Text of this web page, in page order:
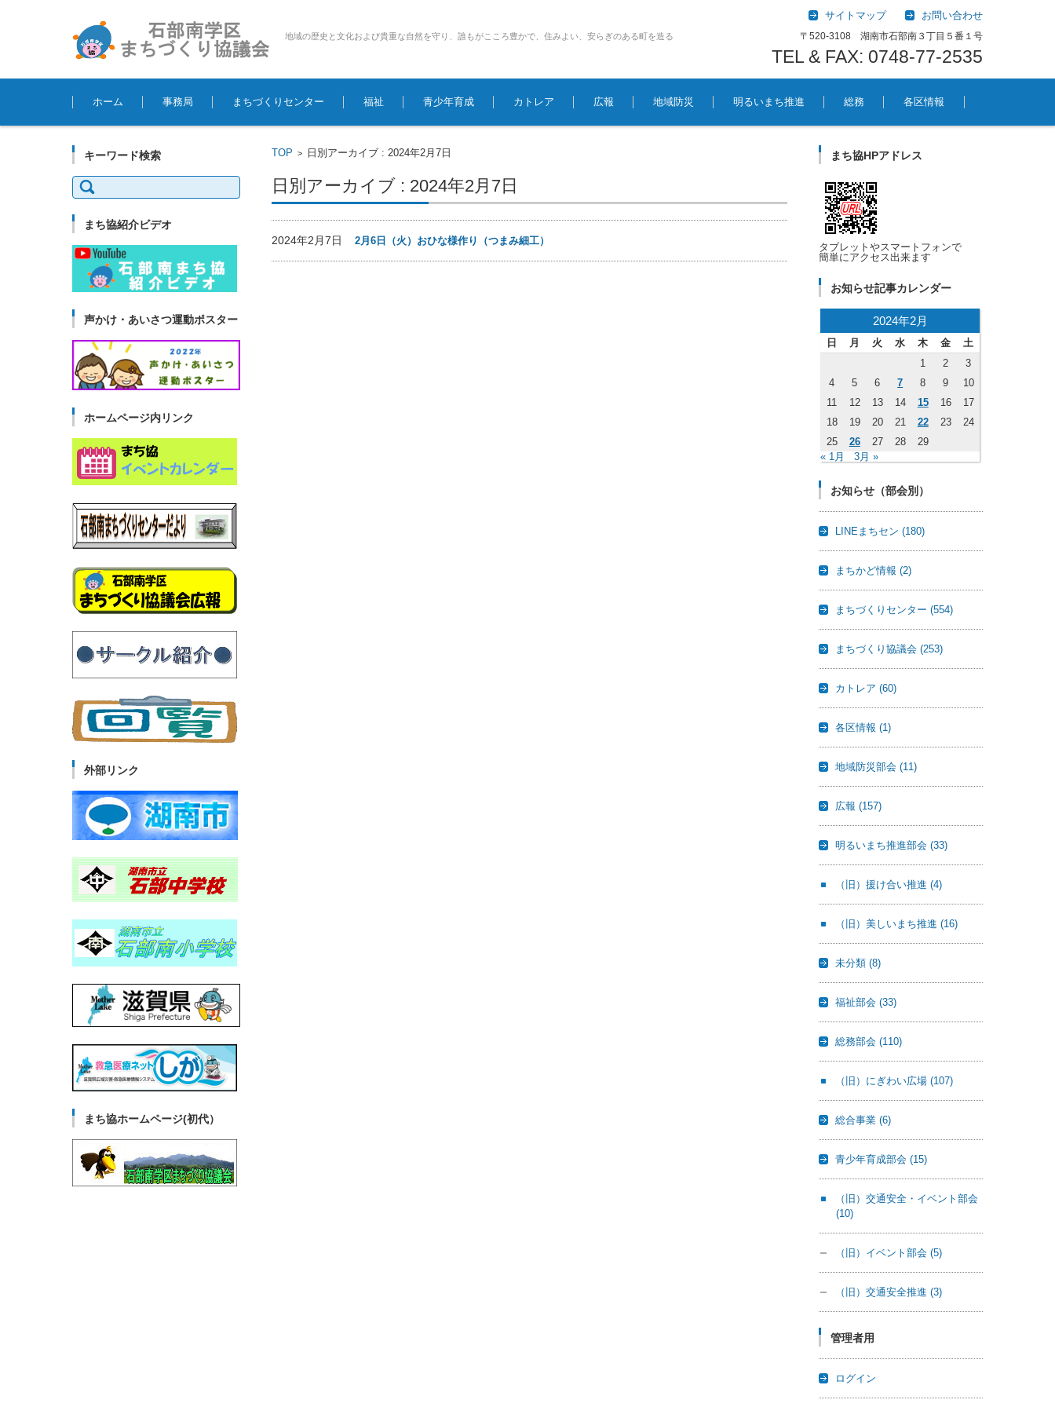
地域の歴史と文化および貴重な自然を守り、誰もがこころ豊かで、住みよい、安らぎのある町を造る
サイトマップ お問い合わせ
〒520-3108 湖南市石部南３丁目５番１号
TEL & FAX: 0748-77-2535
コンテンツに移動
ホーム
事務局 まちづくりセンター 福祉 青少年育成 カトレア 広報 地域防災 明るいまち推進 総務 各区情報
TOP > 日別アーカイブ : 2024年2月7日
日別アーカイブ : 2024年2月7日
2024年2月7日2月6日（火）おひな様作り（つまみ細工）
キーワード検索
検
索:
まち協紹介ビデオ
声かけ・あいさつ運動ポスター
ホームページ内リンク
外部リンク
まち協ホームページ(初代）
まち協HPアドレス
タブレットやスマートフォンで
簡単にアクセス出来ます
お知らせ記事カレンダー
2024年2月
日 月 火 水 木 金
土
1
2
3
4
5 6 7 8 9
10
11
12 13 14 15 16
17
18
19 20 21 22 23
24
25
26 27 28
29
« 1月
3月 »
お知らせ（部会別）
LINEまちセン(180)
まちかど情報(2)
まちづくりセンター(554)
まちづくり協議会(253)
カトレア(60)
各区情報(1)
地域防災部会(11)
広報(157)
明るいまち推進部会(33)
（旧）援け合い推進(4)
（旧）美しいまち推進(16)
未分類(8)
福祉部会(33)
総務部会(110)
（旧）にぎわい広場(107)
総合事業(6)
青少年育成部会(15)
（旧）交通安全・イベント部会
(10)
（旧）イベント部会(5)
（旧）交通安全推進(3)
管理者用
ログイン